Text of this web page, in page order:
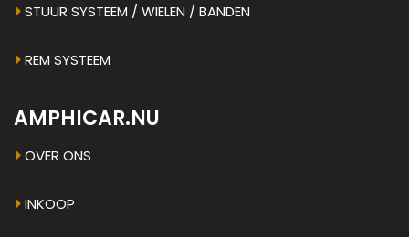
STUUR SYSTEEM / WIELEN / BANDEN
REM SYSTEEM
AMPHICAR.NU
OVER ONS
INKOOP